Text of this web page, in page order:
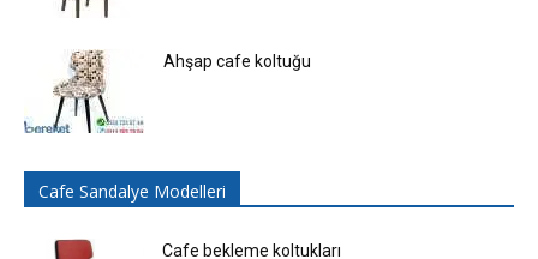
Ahşap cafe koltuğu
Cafe Sandalye Modelleri
Cafe bekleme koltukları